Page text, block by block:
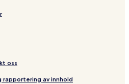
oss
rapportering av innhold